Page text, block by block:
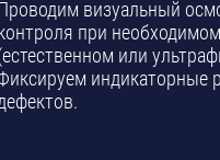
визуальный
при
или
индикаторные